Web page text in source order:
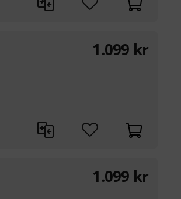
1.099 kr
1.099 kr